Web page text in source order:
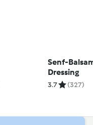
Senf-
Dressing
3.7 (327)